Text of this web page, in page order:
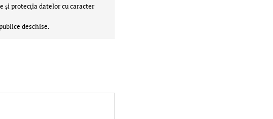
şi protecţia datelor cu caracter
deschise.